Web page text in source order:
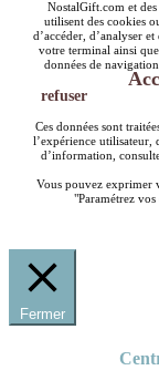
NostalGift.com et des
utilisent des cookies
d’accéder, d’analyser
votre terminal ainsi que
données de
refuser
Ces données sont
l’expérience utilisateur,
d’information,
Vous pouvez exprimer
"Paramétrez
Fermer